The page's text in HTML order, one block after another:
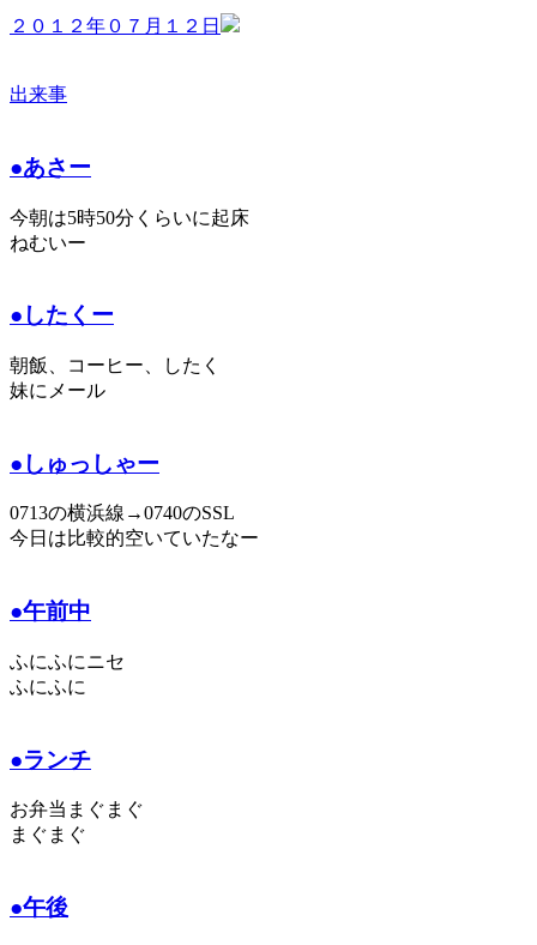
２０１２年０７月１２日
出来事
●あさー
今朝は5時50分くらいに起床
ねむいー
●したくー
朝飯、コーヒー、したく
妹にメール
●しゅっしゃー
0713の横浜線→0740のSSL
今日は比較的空いていたなー
●午前中
ふにふにニセ
ふにふに
●ランチ
お弁当まぐまぐ
まぐまぐ
●午後